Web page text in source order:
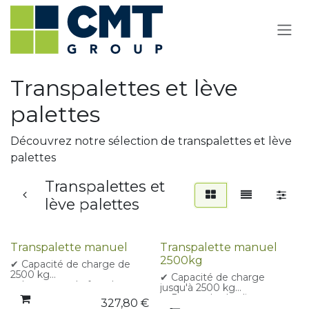
Se rendre au contenu
Transpalettes et lève
palettes
Découvrez notre sélection de transpalettes et lève
palettes
Transpalettes et
lève palettes
Promotion -34% !
Transpalette manuel
✔ Capacité de charge de
2500 kg
✔ Longueur de fourches
1150 mm
✔ Roues directrices et roues
327,80 €
Transpalette manuel
2500kg
✔ Capacité de charge
jusqu'à 2500 kg
✔ Pompe hydraulique